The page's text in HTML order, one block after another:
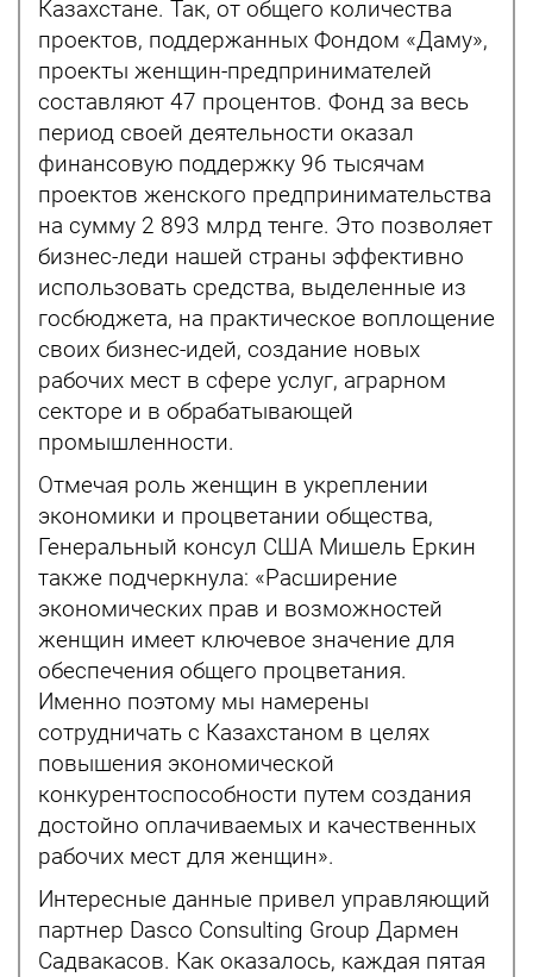
Казахстане. Так, от общего количества
проектов, поддержанных Фондом «Даму»,
проекты женщин-предпринимателей
составляют 47 процентов. Фонд за весь
период своей деятельности оказал
финансовую поддержку 96 тысячам
проектов женского предпринимательства
на сумму 2 893 млрд тенге. Это позволяет
бизнес-леди нашей страны эффективно
использовать средства, выделенные из
госбюджета, на практическое воплощение
своих бизнес-идей, создание новых
рабочих мест в сфере услуг, аграрном
секторе и в обрабатывающей
промышленности.
Отмечая роль женщин в укреплении
экономики и процветании общества,
Генеральный консул США Мишель Еркин
также подчеркнула: «Расширение
экономических прав и возможностей
женщин имеет ключевое значение для
обеспечения общего процветания.
Именно поэтому мы намерены
сотрудничать с Казахстаном в целях
повышения экономической
конкурентоспособности путем создания
достойно оплачиваемых и качественных
рабочих мест для женщин».
Интересные данные привел управляющий
партнер Dasco Consulting Group Дармен
Садвакасов. Как оказалось, каждая пятая